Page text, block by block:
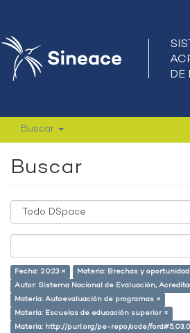
Buscar
Buscar
Fecha: 2023 ×
Materia: Brechas y
Autor: Sistema Nacional de Evaluación,
Materia: Autoevaluación de programas ×
Materia: Escuelas de educación superior ×
Materia: http://purl.org/pe-repo/ocde/